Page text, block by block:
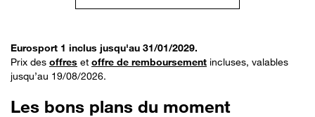
Eurosport 1 inclus jusqu'au 31/01/2029.
Prix des offres et offre de remboursement incluses, valables
jusqu’au 19/08/2026.
Les bons plans du moment